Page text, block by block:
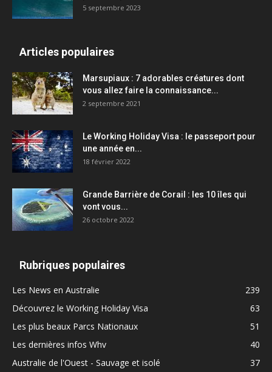
5 septembre 2023
Articles populaires
Marsupiaux : 7 adorables créatures dont
vous allez faire la connaissance...
2 septembre 2021
Le Working Holiday Visa : le passeport pour
une année en...
18 février 2022
Grande Barrière de Corail : les 10 îles qui
vont vous...
26 octobre 2022
Rubriques populaires
Les News en Australie
239
Découvrez le Working Holiday Visa
63
Les plus beaux Parcs Nationaux
51
Les dernières infos Whv
40
Australie de l'Ouest - Sauvage et isolé
37